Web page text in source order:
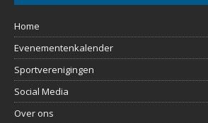
Home
Evenementenkalender
Sportverenigingen
Social Media
Over ons